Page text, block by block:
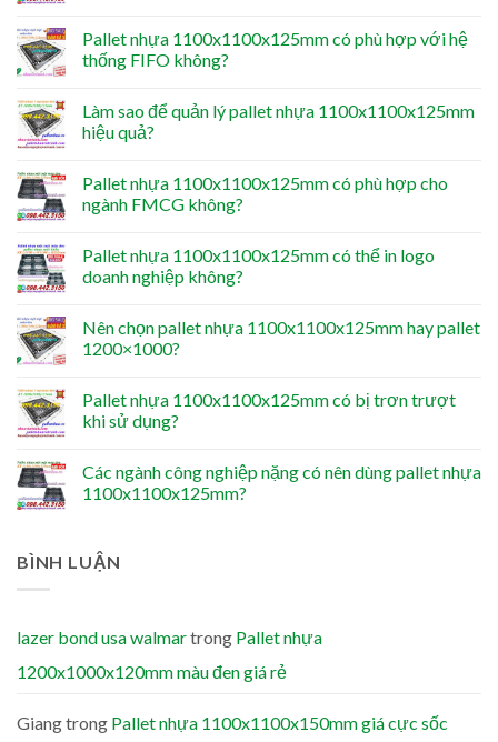
Pallet nhựa 1100x1100x125mm có phù hợp với hệ
thống FIFO không?
Làm sao để quản lý pallet nhựa 1100x1100x125mm
hiệu quả?
Pallet nhựa 1100x1100x125mm có phù hợp cho
ngành FMCG không?
Pallet nhựa 1100x1100x125mm có thể in logo
doanh nghiệp không?
Nên chọn pallet nhựa 1100x1100x125mm hay pallet
1200×1000?
Pallet nhựa 1100x1100x125mm có bị trơn trượt
khi sử dụng?
Các ngành công nghiệp nặng có nên dùng pallet nhựa
1100x1100x125mm?
BÌNH LUẬN
lazer bond usa walmartrong Pallet nhựa
1200x1000x120mm màu đen giá rẻ
Giangtrong Pallet nhựa 1100x1100x150mm giá cực sốc